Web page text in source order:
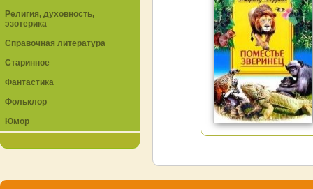
Религия, духовность,
эзотерика
Справочная литература
Старинное
Фантастика
Фольклор
Юмор